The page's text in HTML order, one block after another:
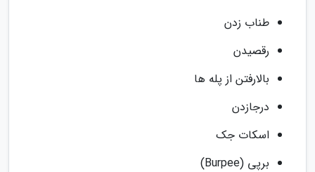
طناب زدن
رقصیدن
بالارفتن از پله ها
درجازدن
اسکات جک
برپی (Burpee)